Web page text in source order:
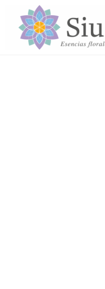
contenido